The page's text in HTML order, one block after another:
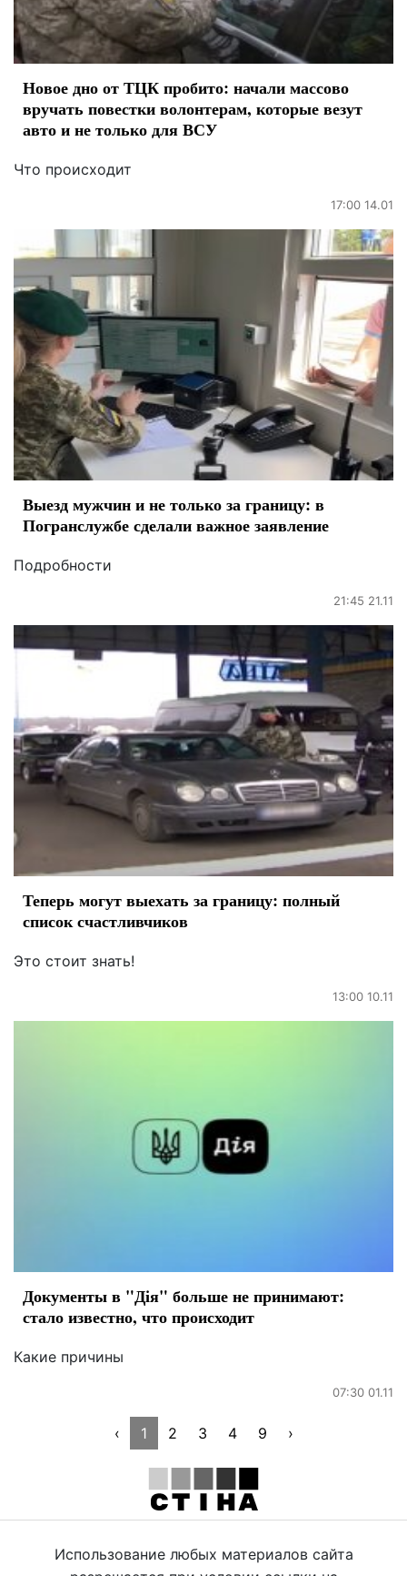
Новое дно от ТЦК пробито: начали массово
вручать повестки волонтерам, которые везут
авто и не только для ВСУ
Что происходит
17:00 14.01
Выезд мужчин и не только за границу: в
Погранслужбе сделали важное заявление
Подробности
21:45 21.11
Теперь могут выехать за границу: полный
список счастливчиков
Это стоит знать!
13:00 10.11
Документы в "Дія" больше не принимают:
стало известно, что происходит
Какие причины
07:30 01.11
‹ 1 2 3 4 9 ›
Использование любых материалов сайта